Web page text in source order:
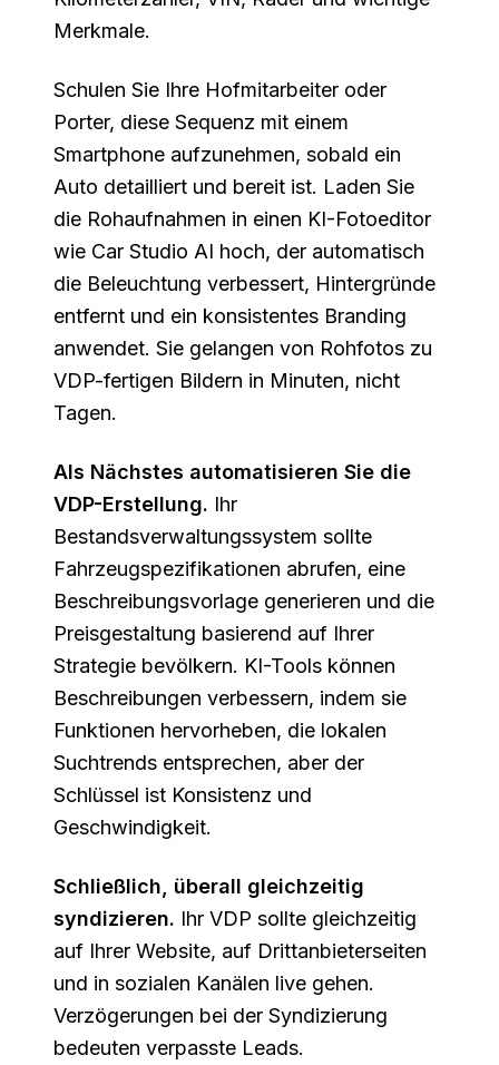
Merkmale.
Schulen Sie Ihre Hofmitarbeiter oder
Porter, diese Sequenz mit einem
Smartphone aufzunehmen, sobald ein
Auto detailliert und bereit ist. Laden Sie
die Rohaufnahmen in einen KI-Fotoeditor
wie Car Studio AI hoch, der automatisch
die Beleuchtung verbessert, Hintergründe
entfernt und ein konsistentes Branding
anwendet. Sie gelangen von Rohfotos zu
VDP-fertigen Bildern in Minuten, nicht
Tagen.
Als Nächstes automatisieren Sie die
VDP-Erstellung. Ihr
Bestandsverwaltungssystem sollte
Fahrzeugspezifikationen abrufen, eine
Beschreibungsvorlage generieren und die
Preisgestaltung basierend auf Ihrer
Strategie bevölkern. KI-Tools können
Beschreibungen verbessern, indem sie
Funktionen hervorheben, die lokalen
Suchtrends entsprechen, aber der
Schlüssel ist Konsistenz und
Geschwindigkeit.
Schließlich, überall gleichzeitig
syndizieren. Ihr VDP sollte gleichzeitig
auf Ihrer Website, auf Drittanbieterseiten
und in sozialen Kanälen live gehen.
Verzögerungen bei der Syndizierung
bedeuten verpasste Leads.